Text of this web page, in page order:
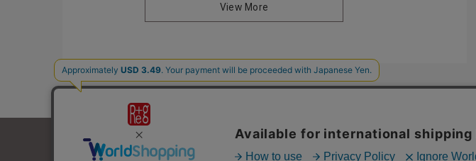
View More